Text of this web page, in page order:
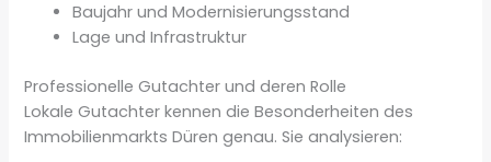
Baujahr und Modernisierungsstand
Lage und Infrastruktur
Professionelle Gutachter und deren Rolle
Lokale Gutachter kennen die Besonderheiten des
Immobilienmarkts Düren genau. Sie analysieren: